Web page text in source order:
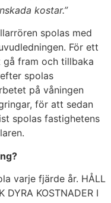
kostar.”
spolas med
För ett
fram och tillbaka
spolas
på våningen
för att sedan
spolas fastighetens
varje fjärde år. HÅLL
DYRA KOSTNADER I